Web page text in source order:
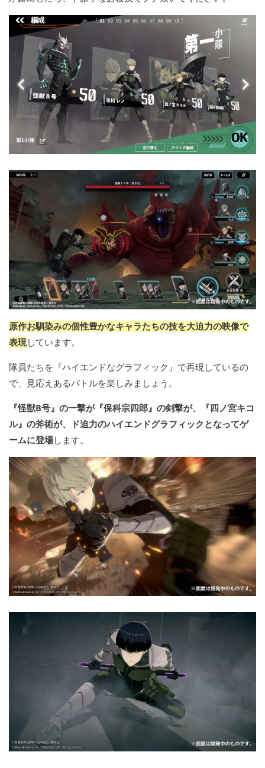
原作お馴染みの個性豊かなキャラたちの技を大迫力の映像で
表現しています。
隊員たちを『ハイエンドなグラフィック』で再現しているの
で、見応えあるバトルを楽しみましょう。
『怪獣8号』の一撃が『保科宗四郎』の剣撃が、『四ノ宮キコ
ル』の斧術が、ド迫力のハイエンドグラフィックとなってゲ
ームに登場します。